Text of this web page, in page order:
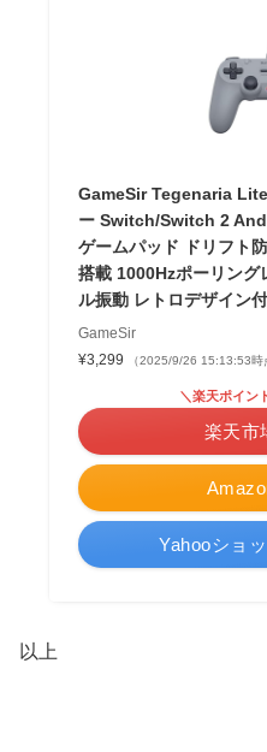
GameSir Tegenaria
ー Switch/Switch 2
ゲームパッド ドリフト
搭載 1000Hzポーリング
ル振動 レトロデザイン
GameSir
¥3,299
（2025/9/26 15:13:53時
＼楽天ポイン
楽天市
Yahooショ
以上